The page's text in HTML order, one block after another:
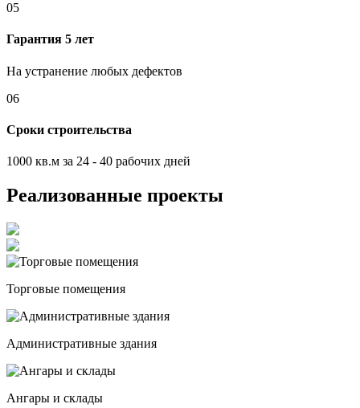
05
Гарантия 5 лет
На устранение любых дефектов
06
Сроки строительства
1000 кв.м за 24 - 40 рабочих дней
Реализованные проекты
Торговые помещения
Административные здания
Ангары и склады